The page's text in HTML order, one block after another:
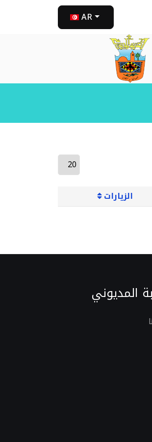
AR
الزيارات
المديوني